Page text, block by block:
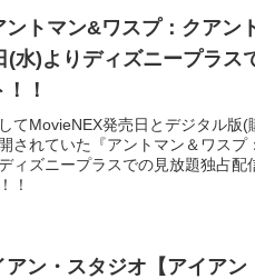
ントマン&ワスプ：クアン
(水)よりディズニープラス
！
てMovieNEX発売日とデジタル版
されていた『アントマン＆ワスプ
ィズニープラスでの見放題独占配
！
アン・スタジオ【アイアン